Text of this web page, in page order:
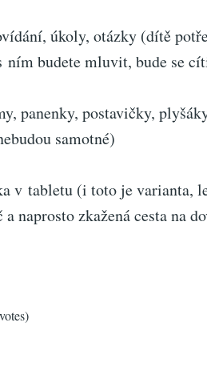
úkoly, otázky (dítě
ním budete mluvit, bude se
postavičky, plyšáky
samotné)
(i toto je varianta,
naprosto zkažená cesta na